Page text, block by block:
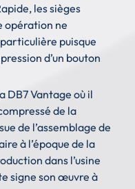
les sièges
opération ne
puisque
d’un bouton
DB7 Vantage où il
de la
de l’assemblage de
à l’époque de la
dans l’usine
signe son œuvre à